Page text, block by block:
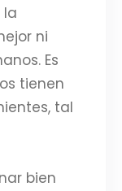
la
ni
Es
tienen
tal
bien